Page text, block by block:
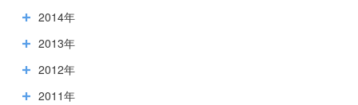
2014年
2013年
2012年
2011年